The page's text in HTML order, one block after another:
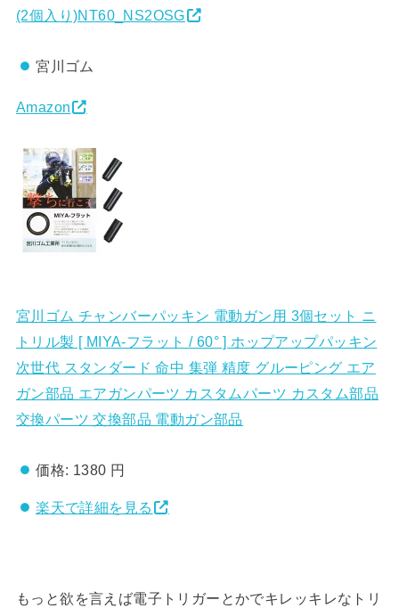
(2個入り)NT60_NS2OSG
宮川ゴム
Amazon
宮川ゴム チャンバーパッキン 電動ガン用 3個セット ニ
トリル製 [ MIYA-フラット / 60° ] ホップアップパッキン
次世代 スタンダード 命中 集弾 精度 グルーピング エア
ガン部品 エアガンパーツ カスタムパーツ カスタム部品
交換パーツ 交換部品 電動ガン部品
価格: 1380 円
楽天で詳細を見る
もっと欲を言えば電子トリガーとかでキレッキレなトリ